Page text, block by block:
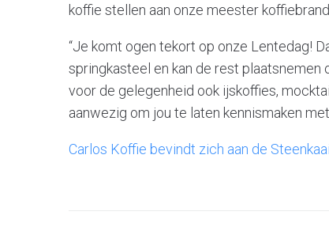
koffie stellen aan onze meester
“Je komt ogen tekort op onze Lentedag!
springkasteel en kan de rest
voor de gelegenheid ook ijskoffies,
aanwezig om jou te laten kennismaken
Carlos Koffie bevindt zich aan de